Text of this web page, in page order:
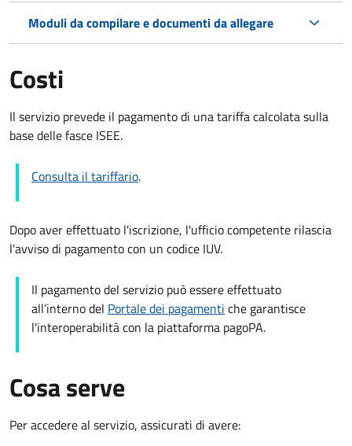
Moduli da compilare e documenti da allegare
Costi
Il servizio prevede il pagamento di una tariffa calcolata sulla
base delle fasce ISEE.
Consulta il tariffario.
Dopo aver effettuato l'iscrizione, l'ufficio competente rilascia
l'avviso di pagamento con un codice IUV.
Il pagamento del servizio può essere effettuato
all’interno del Portale dei pagamenti che garantisce
l'interoperabilità con la piattaforma pagoPA.
Cosa serve
Per accedere al servizio, assicurati di avere: